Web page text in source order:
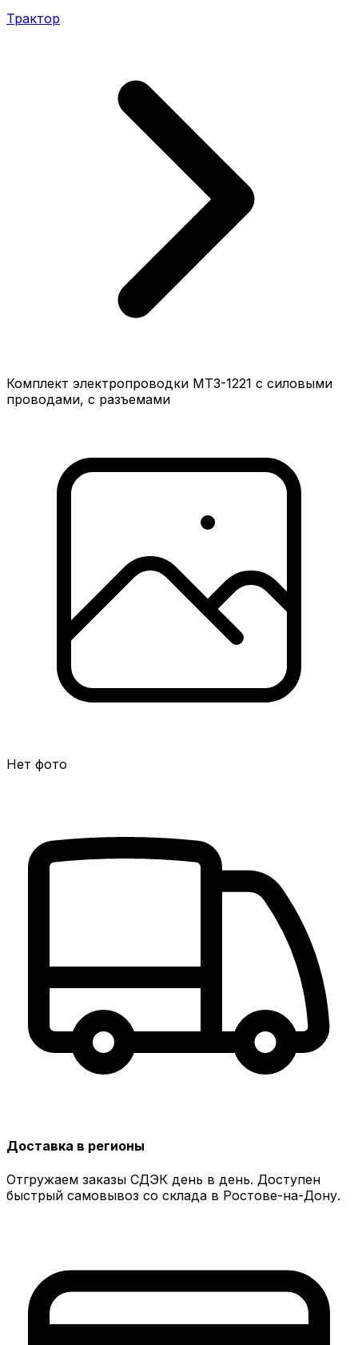
Трактор
Комплект электропроводки МТЗ-1221 с силовыми
проводами, с разъемами
Нет фото
Доставка в регионы
Отгружаем заказы СДЭК день в день. Доступен
быстрый самовывоз со склада в Ростове-на-Дону.